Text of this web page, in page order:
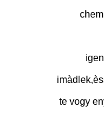
te vogy